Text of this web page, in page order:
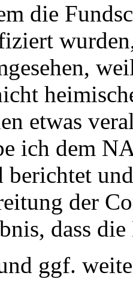
die
etwas
ich dem
berichtet
der
dass
ggf.